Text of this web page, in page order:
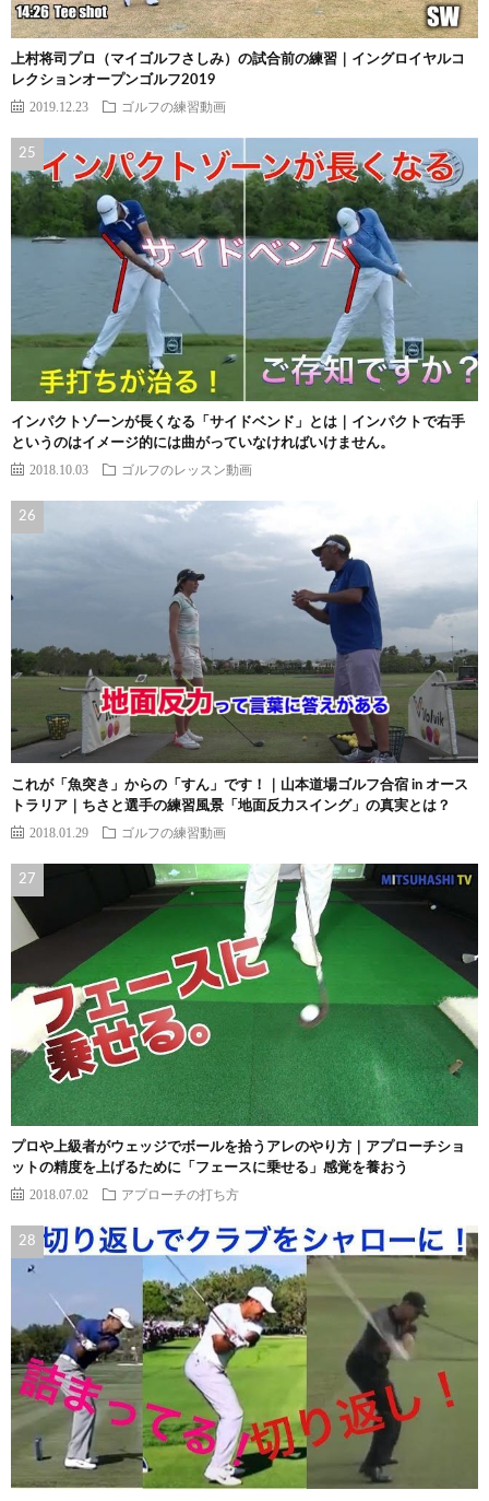
上村将司プロ（マイゴルフさしみ）の試合前の練習｜イングロイヤルコ
レクションオープンゴルフ2019
2019.12.23 ゴルフの練習動画
インパクトゾーンが長くなる「サイドベンド」とは｜インパクトで右手
というのはイメージ的には曲がっていなければいけません。
2018.10.03 ゴルフのレッスン動画
これが「魚突き」からの「すん」です！｜山本道場ゴルフ合宿 in オース
トラリア｜ちさと選手の練習風景「地面反力スイング」の真実とは？
2018.01.29 ゴルフの練習動画
プロや上級者がウェッジでボールを拾うアレのやり方｜アプローチショ
ットの精度を上げるために「フェースに乗せる」感覚を養おう
2018.07.02 アプローチの打ち方